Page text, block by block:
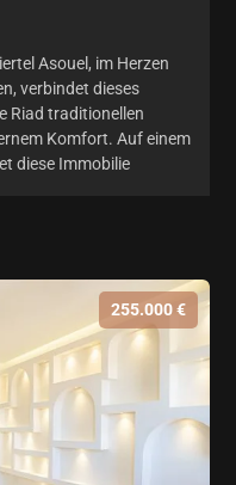
Asouel, im Herzen
verbindet dieses
Riad traditionellen
Komfort. Auf einem
diese Immobilie
255.000 €